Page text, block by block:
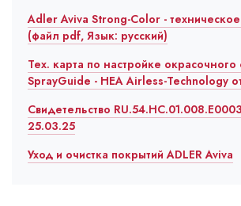
Adler Aviva Strong-Color -
(файл pdf, Язык: русский)
Тех. карта по настройке
SprayGuide - HEA Airless-Technology
Свидетельство
25.03.25
Уход и очистка покрытий ADLER Aviva